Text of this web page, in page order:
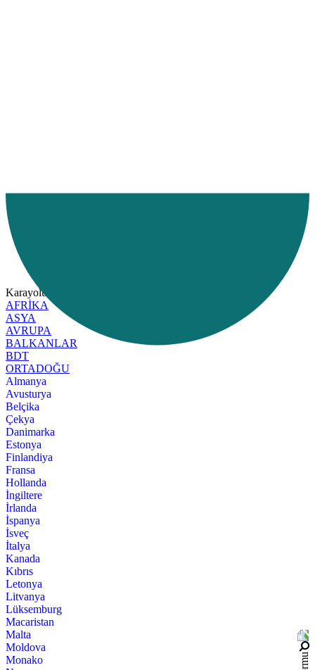
Karayolu
AVRUPA
Karayolu
AFRİKA
ASYA
AVRUPA
BALKANLAR
BDT
ORTADOĞU
Almanya
Avusturya
Belçika
Çekya
Danimarka
Estonya
Finlandiya
Fransa
Hollanda
İngiltere
İrlanda
İspanya
İsveç
İtalya
Kanada
Kıbrıs
Letonya
Litvanya
Lüksemburg
Macaristan
Malta
Moldova
Monako